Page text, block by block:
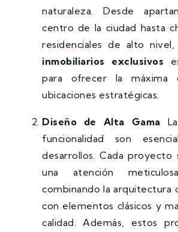
naturaleza. Desde
centro de la ciudad hasta
residenciales de alto nivel,
inmobiliarios exclusivos
para ofrecer la máxima
ubicaciones estratégicas.
Diseño de Alta Gama
funcionalidad son
desarrollos. Cada proyecto
una atención
combinando la arquitectura
con elementos clásicos y
calidad. Además, estos